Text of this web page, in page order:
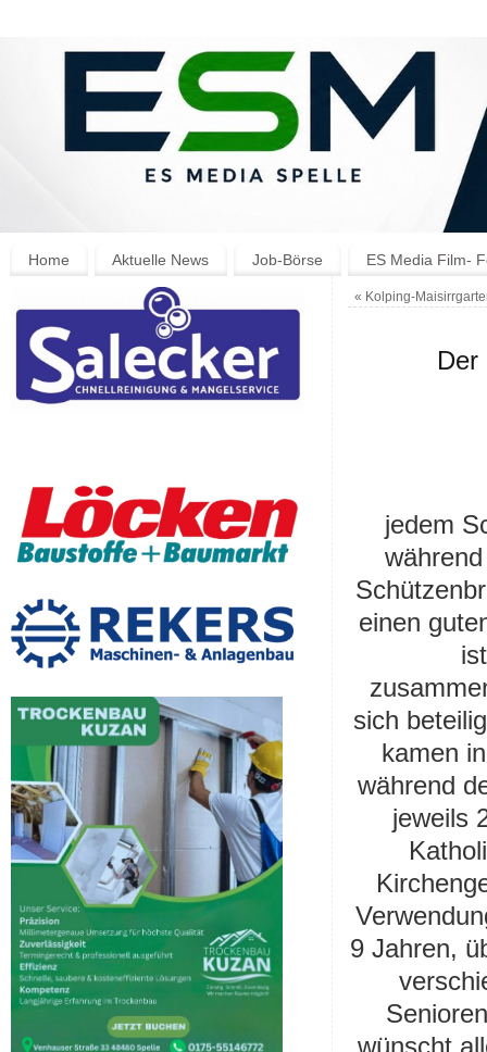
Home Aktuelle News Job-Börse ES Media Film-
« Kolping-
Der
jedem
einen
sich
kamen
während
jeweils
9 Jahren,
wünscht